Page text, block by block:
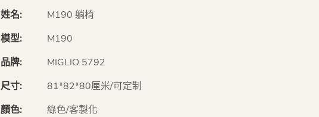
姓名:
M190 躺椅
模型:
M190
品牌:
MIGLIO 5792
尺寸:
81*82*80厘米/可定制
顏色:
綠色/客製化